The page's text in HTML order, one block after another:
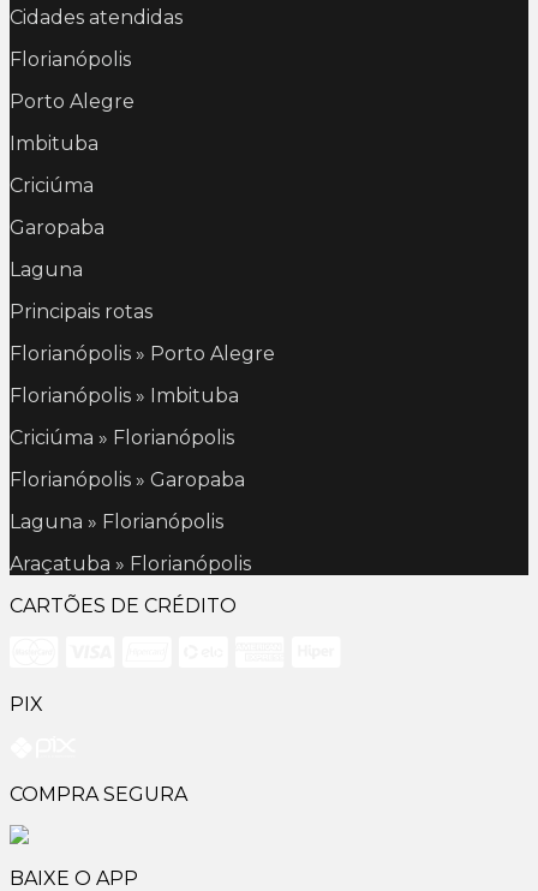
Cidades atendidas
Florianópolis
Porto Alegre
Imbituba
Criciúma
Garopaba
Laguna
Principais rotas
Florianópolis » Porto Alegre
Florianópolis » Imbituba
Criciúma » Florianópolis
Florianópolis » Garopaba
Laguna » Florianópolis
Araçatuba » Florianópolis
CARTÕES DE CRÉDITO
PIX
COMPRA SEGURA
BAIXE O APP